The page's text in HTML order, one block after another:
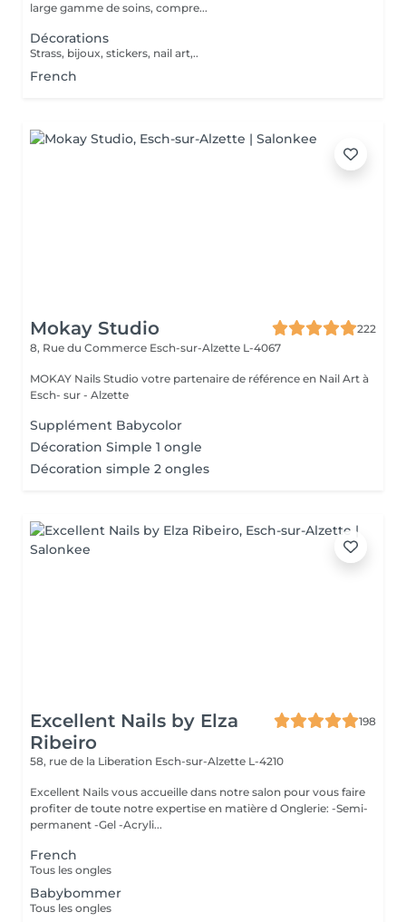
large gamme de soins, compre...
Décorations
Strass, bijoux, stickers, nail art,..
French
Mokay Studio
222
8, Rue du Commerce Esch-sur-Alzette L-4067
MOKAY Nails Studio votre partenaire de référence en Nail Art à
Esch- sur - Alzette
Supplément Babycolor
Décoration Simple 1 ongle
Décoration simple 2 ongles
Excellent Nails by Elza
Ribeiro
198
58, rue de la Liberation Esch-sur-Alzette L-4210
Excellent Nails vous accueille dans notre salon pour vous faire
profiter de toute notre expertise en matière d Onglerie: -Semi-
permanent -Gel -Acryli...
French
Tous les ongles
Babybommer
Tous les ongles